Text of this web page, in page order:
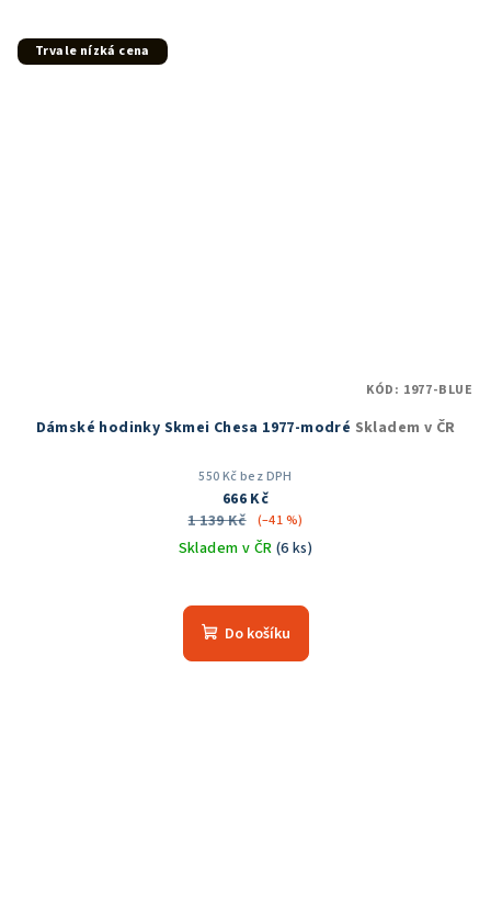
Trvale nízká cena
Dámské hodinky Skmei Chesa 1977-modré Skladem v ČR
550 Kč bez DPH
666 Kč
1 139 Kč
(–41 %)
Skladem v ČR (6 ks)
hodnocení
produktu
Do košíku
KÓD: 1977-BLUE